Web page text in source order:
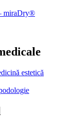
miraDry®
estetică